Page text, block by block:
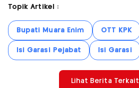
Topik Artikel :
Bupati Muara Enim OTT KPK
Isi Garasi Pejabat Isi Garasi
Lihat Berita Terkait